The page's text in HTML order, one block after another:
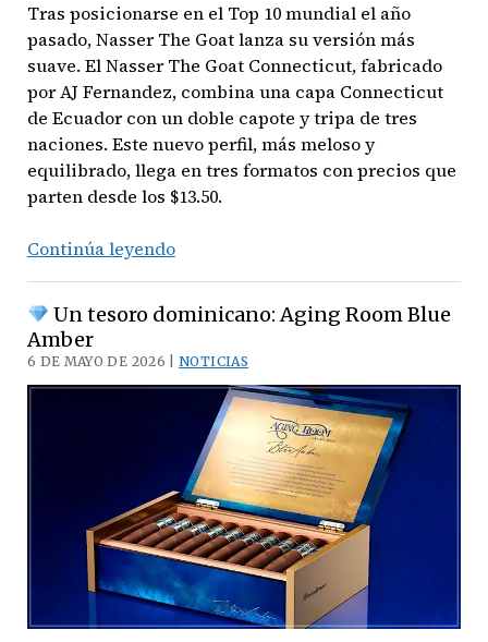
Tras posicionarse en el Top 10 mundial el año
pasado, Nasser The Goat lanza su versión más
suave. El Nasser The Goat Connecticut, fabricado
por AJ Fernandez, combina una capa Connecticut
de Ecuador con un doble capote y tripa de tres
naciones. Este nuevo perfil, más meloso y
equilibrado, llega en tres formatos con precios que
parten desde los $13.50.
Continúa leyendo
Goat
Connecticut:
elegancia
vuelve
más
suave
Un tesoro dominicano: Aging Room Blue
Amber
6 DE MAYO DE 2026 |NOTICIAS